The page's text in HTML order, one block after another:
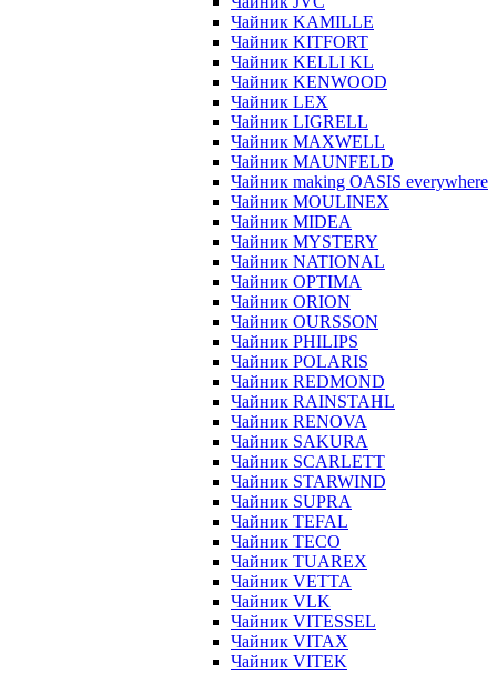
Чайник KAMILLE
Чайник KITFORT
Чайник KELLI KL
Чайник KENWOOD
Чайник LEX
Чайник LIGRELL
Чайник MAXWELL
Чайник MAUNFELD
Чайник making OASIS everywhere
Чайник MOULINEX
Чайник MIDEA
Чайник MYSTERY
Чайник NATIONAL
Чайник OPTIMA
Чайник ORION
Чайник OURSSON
Чайник PHILIPS
Чайник POLARIS
Чайник REDMOND
Чайник RAINSTAHL
Чайник RENOVA
Чайник SAKURA
Чайник SCARLETT
Чайник STARWIND
Чайник SUPRA
Чайник TEFAL
Чайник TECO
Чайник TUAREX
Чайник VETTA
Чайник VLK
Чайник VITESSEL
Чайник VITAX
Чайник VITEK